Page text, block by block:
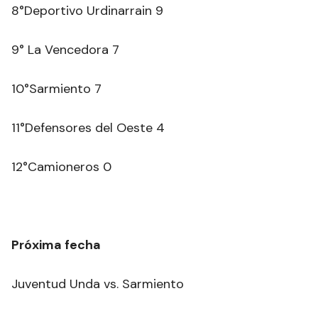
8°Deportivo Urdinarrain 9
9° La Vencedora 7
10°Sarmiento 7
11°Defensores del Oeste 4
12°Camioneros 0
Próxima fecha
Juventud Unda vs. Sarmiento